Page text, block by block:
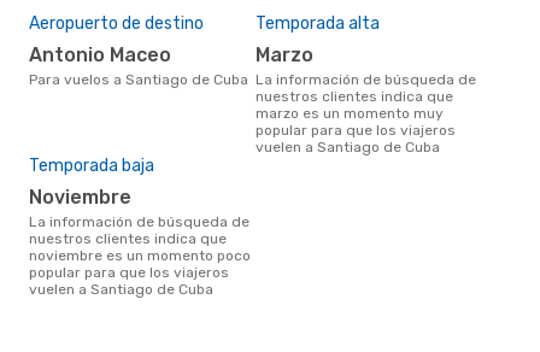
Aeropuerto de destino
Antonio Maceo
Para vuelos a Santiago de Cuba
Temporada alta
marzo
La información de búsqueda de
nuestros clientes indica que
marzo es un momento muy
popular para que los viajeros
vuelen a Santiago de Cuba
Temporada baja
noviembre
La información de búsqueda de
nuestros clientes indica que
noviembre es un momento poco
popular para que los viajeros
vuelen a Santiago de Cuba